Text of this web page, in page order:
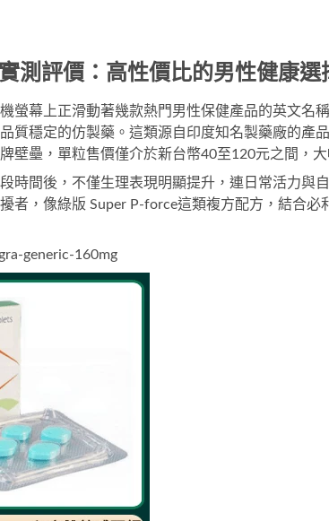
測 評價：高性價比的男性健康選
螢幕上正滑動著幾款熱門男性保健產品的英文名
質穩定的仿製藥。這類源自印度知名製藥廠的產
壁壘，單粒售價僅介於新台幣40至120元之間，
時間後，不僅生理表現明顯提升，連日常活力與
者，像綠版 Super P-force這類複方配方，結合必
generic-160mg